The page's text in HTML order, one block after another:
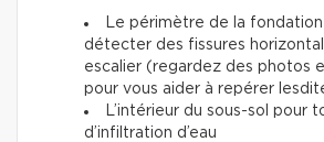
Le périmètre de la
détecter des fissures
escalier (regardez des photos
pour vous aider à repérer
L’intérieur du sous-sol pour
d’infiltration d’eau